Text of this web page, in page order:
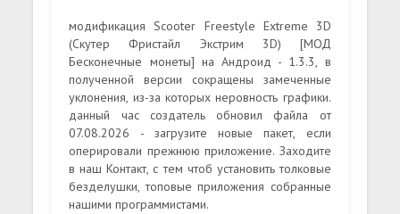
модификация Scooter Freestyle Extreme 3D
(Скутер Фристайл Экстрим 3D) [МОД
Бесконечные монеты] на Андроид - 1.3.3, в
полученной версии сокращены замеченные
уклонения, из-за которых неровность графики.
данный час создатель обновил файла от
07.08.2026 - загрузите новые пакет, если
оперировали прежнюю приложение. Заходите
в наш Контакт, с тем чтоб установить толковые
безделушки, топовые приложения собранные
нашими программистами.